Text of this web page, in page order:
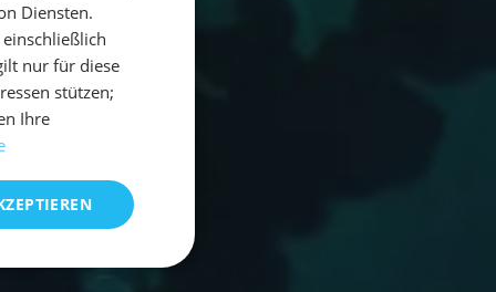
Diensten.
nur für diese
stützen;
Ihre